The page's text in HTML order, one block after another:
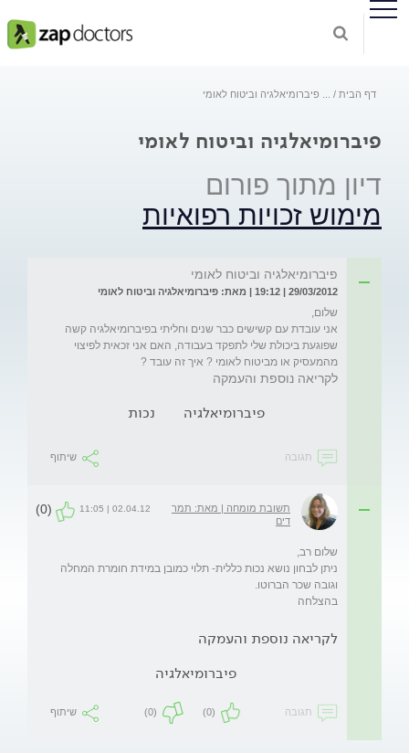
דף הבית פיברומיאלגיה וביטוח לאומי
פיברומיאלגיה וביטוח לאומי
דיון מתוך פורום
מימוש זכויות רפואיות
פיברומיאלגיה וביטוח לאומי
29/03/2012 | 19:12 | מאת: פיברומיאלגיה וביטוח לאומי
אני עובדת עם קשישים כבר שנים וחליתי בפיברומיאלגיה קשה
שפוגעת ביכולת שלי לתפקד בעבודה, האם אני זכאית לפיצוי
מהמעסיק או מביטוח לאומי ? איך זה עובד ?
לקריאה נוספת והעמקה
פיברומיאלגיה נכות
תגובה שיתוף
תשובת מומחה | מאת: תמר
דים
02.04.12 | 11:05
(0)
ניתן לבחון נושא נכות כללית- תלוי כמובן במידת חומרת המחלה
בהצלחה
לקריאה נוספת והעמקה
פיברומיאלגיה
תגובה (0)
(0) שיתוף